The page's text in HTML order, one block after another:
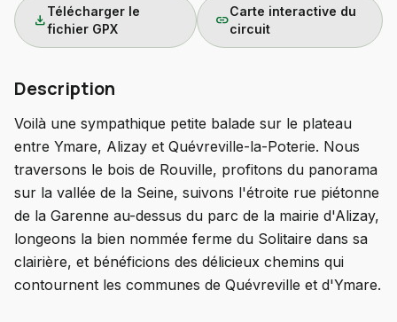
download
Télécharger le
fichier GPX
link
Carte interactive du
circuit
Description
Voilà une sympathique petite balade sur le plateau
entre Ymare, Alizay et Quévreville-la-Poterie. Nous
traversons le bois de Rouville, profitons du panorama
sur la vallée de la Seine, suivons l'étroite rue piétonne
de la Garenne au-dessus du parc de la mairie d'Alizay,
longeons la bien nommée ferme du Solitaire dans sa
clairière, et bénéficions des délicieux chemins qui
contournent les communes de Quévreville et d'Ymare.